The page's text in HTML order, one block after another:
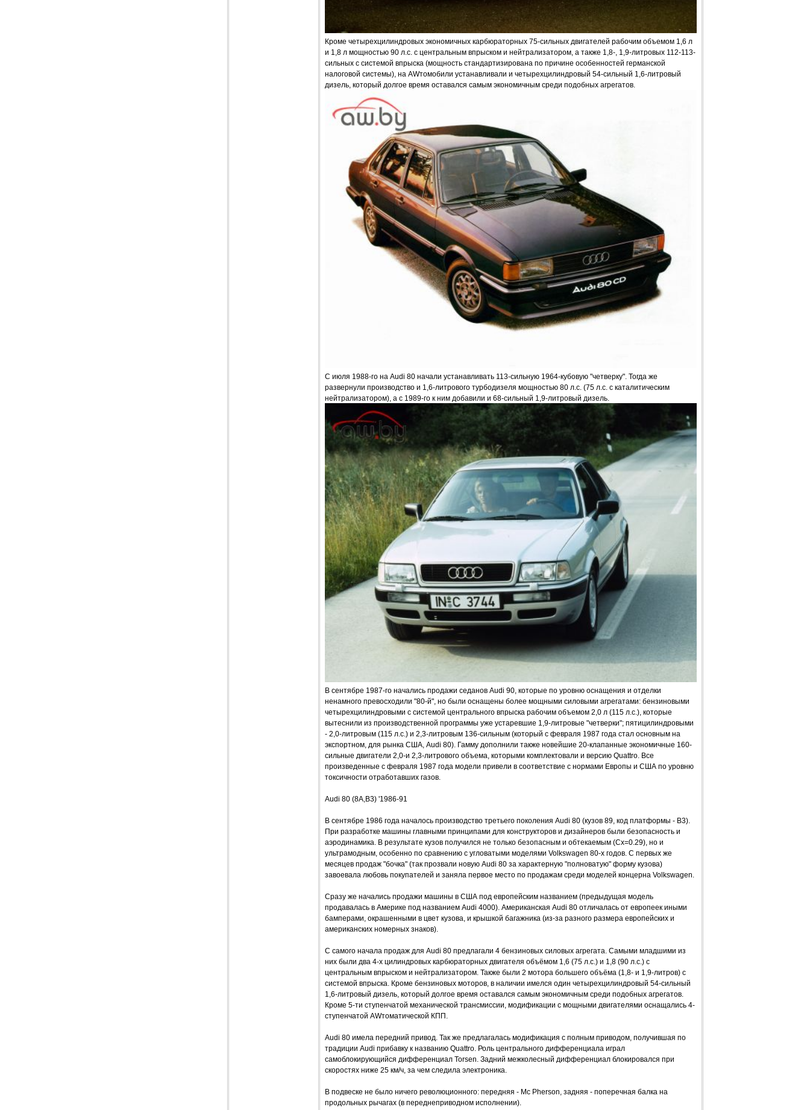
Кроме четырехцилиндровых экономичных карбюраторных 75-сильных двигателей рабочим объемом 1,6 л
и 1,8 л мощностью 90 л.с. с центральным впрыском и нейтрализатором, а также 1,8-, 1,9-литровых 112-113-
сильных с системой впрыска (мощность стандартизирована по причине особенностей германской
налоговой системы), на AWтомобили устанавливали и четырехцилиндровый 54-сильный 1,6-литровый
дизель, который долгое время оставался самым экономичным среди подобных агрегатов.
С июля 1988-го на Audi 80 начали устанавливать 113-сильную 1964-кубовую "четверку". Тогда же
развернули производство и 1,6-литрового турбодизеля мощностью 80 л.с. (75 л.с. с каталитическим
нейтрализатором), а с 1989-го к ним добавили и 68-сильный 1,9-литровый дизель.
В сентябре 1987-го начались продажи седанов Audi 90, которые по уровню оснащения и отделки
ненамного превосходили "80-й", но были оснащены более мощными силовыми агрегатами: бензиновыми
четырехцилиндровыми с системой центрального впрыска рабочим объемом 2,0 л (115 л.с.), которые
вытеснили из производственной программы уже устаревшие 1,9-литровые "четверки"; пятицилиндровыми
- 2,0-литровым (115 л.с.) и 2,3-литровым 136-сильным (который с февраля 1987 года стал основным на
экспортном, для рынка США, Audi 80). Гамму дополнили также новейшие 20-клапанные экономичные 160-
сильные двигатели 2,0-и 2,3-литрового объема, которыми комплектовали и версию Quattro. Все
произведенные с февраля 1987 года модели привели в соответствие с нормами Европы и США по уровню
токсичности отработавших газов.
Audi 80 (8A,B3) '1986-91
В сентябре 1986 года началось производство третьего поколения Audi 80 (кузов 89, код платформы - B3).
При разработке машины главными принципами для конструкторов и дизайнеров были безопасность и
аэродинамика. В результате кузов получился не только безопасным и обтекаемым (Cx=0.29), но и
ультрамодным, особенно по сравнению с угловатыми моделями Volkswagen 80-х годов. С первых же
месяцев продаж "бочка" (так прозвали новую Audi 80 за характерную "полноватую" форму кузова)
завоевала любовь покупателей и заняла первое место по продажам среди моделей концерна Volkswagen.
Сразу же начались продажи машины в США под европейским названием (предыдущая модель
продавалась в Америке под названием Audi 4000). Американская Audi 80 отличалась от европеек иными
бамперами, окрашенными в цвет кузова, и крышкой багажника (из-за разного размера европейских и
американских номерных знаков).
С самого начала продаж для Audi 80 предлагали 4 бензиновых силовых агрегата. Самыми младшими из
них были два 4-х цилиндровых карбюраторных двигателя объёмом 1,6 (75 л.с.) и 1,8 (90 л.с.) с
центральным впрыском и нейтрализатором. Также были 2 мотора большего объёма (1,8- и 1,9-литров) с
системой впрыска. Кроме бензиновых моторов, в наличии имелся один четырехцилиндровый 54-сильный
1,6-литровый дизель, который долгое время оставался самым экономичным среди подобных агрегатов.
Кроме 5-ти ступенчатой механической трансмиссии, модификации с мощными двигателями оснащались 4-
ступенчатой AWтоматической КПП.
Audi 80 имела передний привод. Так же предлагалась модификация с полным приводом, получившая по
традиции Audi прибавку к названию Quattro. Роль центрального дифференциала играл
самоблокирующийся дифференциал Torsen. Задний межколесный дифференциал блокировался при
скоростях ниже 25 км/ч, за чем следила электроника.
В подвеске не было ничего революционного: передняя - Mc Pherson, задняя - поперечная балка на
продольных рычагах (в переднеприводном исполнении).